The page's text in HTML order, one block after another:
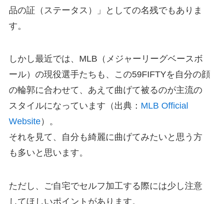
品の証（ステータス）」としての名残でもありま
す。
しかし最近では、MLB（メジャーリーグベースボ
ール）の現役選手たちも、この59FIFTYを自分の顔
の輪郭に合わせて、あえて曲げて被るのが主流の
スタイルになっています（出典： MLB Official
Website）。
それを見て、自分も綺麗に曲げてみたいと思う方
も多いと思います。
ただし、ご自宅でセルフ加工する際には少し注意
してほしいポイントがあります。